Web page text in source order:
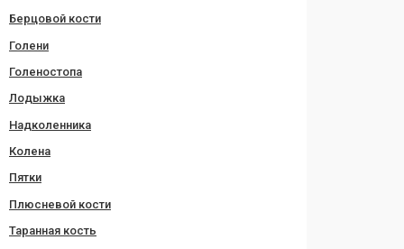
Берцовой кости
Голени
Голеностопа
Лодыжка
Надколенника
Колена
Пятки
Плюсневой кости
Таранная кость